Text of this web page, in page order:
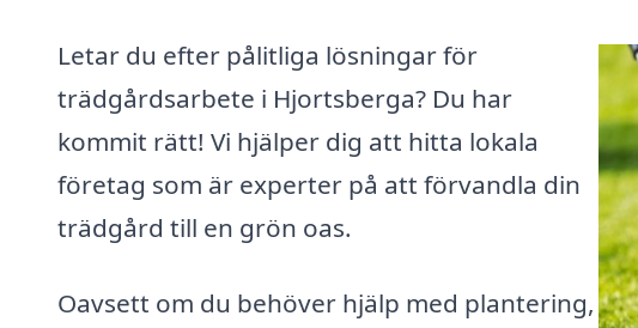
Letar du efter pålitliga lösningar för
trädgårdsarbete i Hjortsberga? Du har
kommit rätt! Vi hjälper dig att hitta lokala
företag som är experter på att förvandla din
trädgård till en grön oas.
Oavsett om du behöver hjälp med plantering,